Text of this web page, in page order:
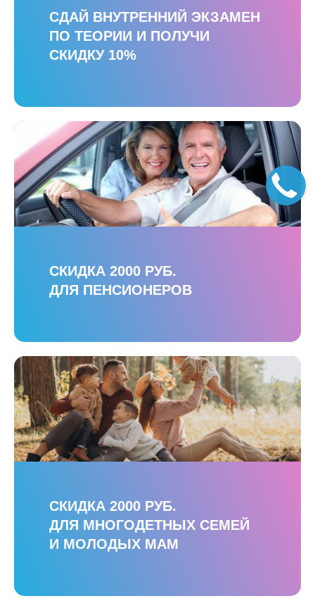
СДАЙ ВНУТРЕННИЙ ЭКЗАМЕН
ПО ТЕОРИИ И ПОЛУЧИ
СКИДКУ 10%
СКИДКА 2000 РУБ.
ДЛЯ ПЕНСИОНЕРОВ
СКИДКА 2000 РУБ.
ДЛЯ МНОГОДЕТНЫХ СЕМЕЙ
И МОЛОДЫХ МАМ